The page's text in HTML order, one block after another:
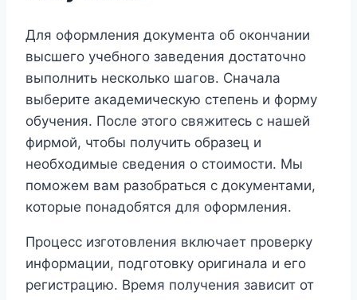
Для оформления документа об окончании
высшего учебного заведения достаточно
выполнить несколько шагов. Сначала
выберите академическую степень и форму
обучения. После этого свяжитесь с нашей
фирмой, чтобы получить образец и
необходимые сведения о стоимости. Мы
поможем вам разобраться с документами,
которые понадобятся для оформления.
Процесс изготовления включает проверку
информации, подготовку оригинала и его
регистрацию. Время получения зависит от